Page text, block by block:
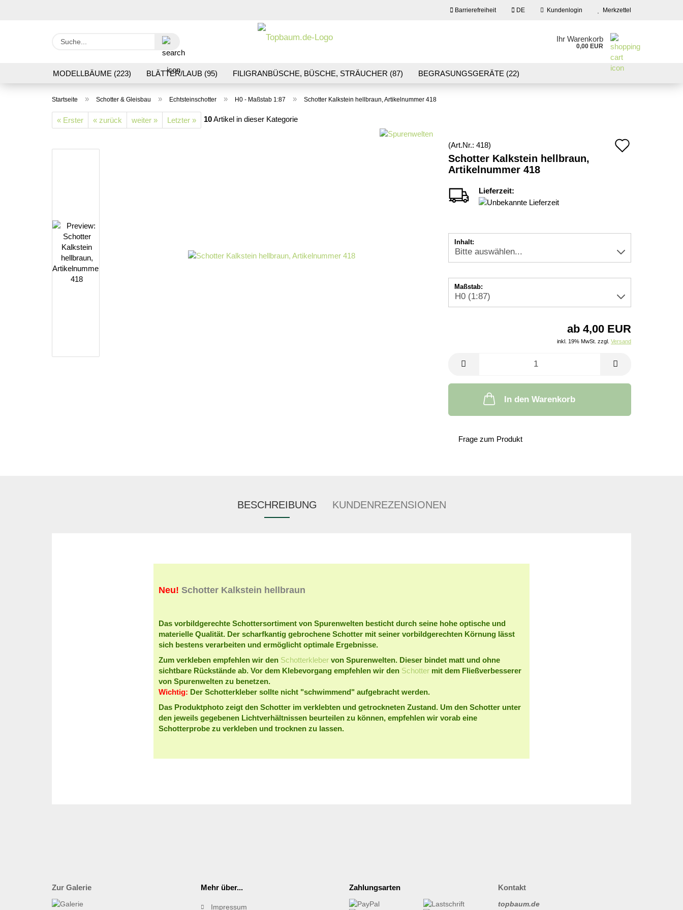
Barrierefreiheit DE Kundenlogin
Konto erstellen
Passwort vergessen?
Merkzettel
Ihr Warenkorb
0,00 EUR
MODELLBÄUME (223) BLÄTTER/LAUB (95) FILIGRANBÜSCHE, BÜSCHE, STRÄUCHER (87) BEGRASUNGSGERÄTE (22)
VERARBEITUNG/WERKZEUGE (16) SCHOTTER & GLEISBAU (36)
Startseite » Schotter & Gleisbau » Echtsteinschotter » H0 - Maßstab 1:87 » Schotter Kalkstein hellbraun, Artikelnummer 418
« Erster « zurück weiter » Letzter » 10Artikel in dieser Kategorie
(Art.Nr.: 418)
Schotter Kalkstein hellbraun,
Artikelnummer 418
Lieferzeit:
Inhalt:
Maßstab:
ab 4,00 EUR
inkl. 19% MwSt. zzgl. Versand
In den Warenkorb
Frage zum Produkt
BESCHREIBUNG KUNDENREZENSIONEN
Neu! Schotter Kalkstein hellbraun
Das vorbildgerechte Schottersortiment von Spurenwelten besticht durch seine hohe optische und
materielle Qualität. Der scharfkantig gebrochene Schotter mit seiner vorbildgerechten Körnung lässt
sich bestens verarbeiten und ermöglicht optimale Ergebnisse.
Zum verkleben empfehlen wir den Schotterkleber von Spurenwelten. Dieser bindet matt und ohne
sichtbare Rückstände ab. Vor dem Klebevorgang empfehlen wir den Schotter mit dem Fließverbesserer
von Spurenwelten zu benetzen.
Wichtig: Der Schotterkleber sollte nicht "schwimmend" aufgebracht werden.
Das Produktphoto zeigt den Schotter im verklebten und getrockneten Zustand. Um den Schotter unter
den jeweils gegebenen Lichtverhältnissen beurteilen zu können, empfehlen wir vorab eine
Schotterprobe zu verkleben und trocknen zu lassen.
Zur Galerie Mehr über...
Impressum
Zahlungsarten Kontakt
topbaum.de